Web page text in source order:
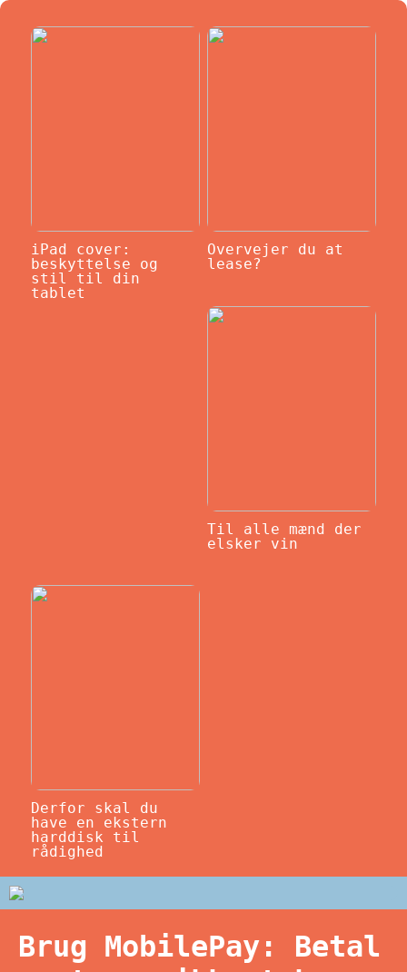
iPad cover:
beskyttelse og
stil til din
tablet
Overvejer du at
lease?
Til alle mænd der
elsker vin
Derfor skal du
have en ekstern
harddisk til
rådighed
Brug MobilePay: Betal